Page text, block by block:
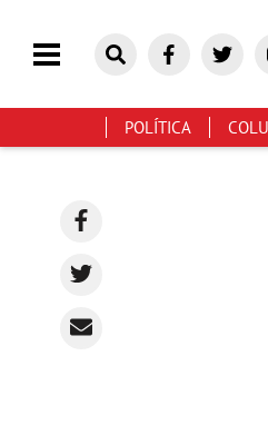
POLÍTICA